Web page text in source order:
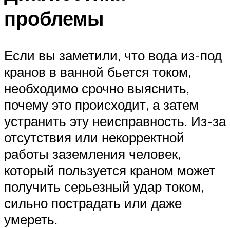
проблемы
Если вы заметили, что вода из-под
кранов в ванной бьется током,
необходимо срочно выяснить,
почему это происходит, а затем
устранить эту неисправность. Из-за
отсутствия или некорректной
работы заземления человек,
который пользуется краном может
получить серьезный удар током,
сильно пострадать или даже
умереть.